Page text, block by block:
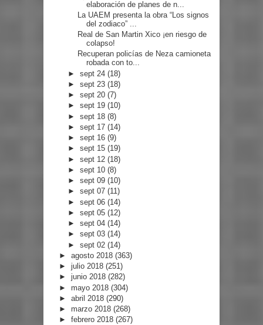
elaboración de planes de n...
La UAEM presenta la obra “Los signos
del zodiaco” ...
Real de San Martin Xico ¡en riesgo de
colapso!
Recuperan policías de Neza camioneta
robada con to...
►sept 24(18)
►sept 23(18)
►sept 20(7)
►sept 19(10)
►sept 18(8)
►sept 17(14)
►sept 16(9)
►sept 15(19)
►sept 12(18)
►sept 10(8)
►sept 09(10)
►sept 07(11)
►sept 06(14)
►sept 05(12)
►sept 04(14)
►sept 03(14)
►sept 02(14)
► agosto 2018 (363)
► julio 2018 (251)
► junio 2018 (282)
► mayo 2018 (304)
► abril 2018 (290)
► marzo 2018 (268)
► febrero 2018 (267)